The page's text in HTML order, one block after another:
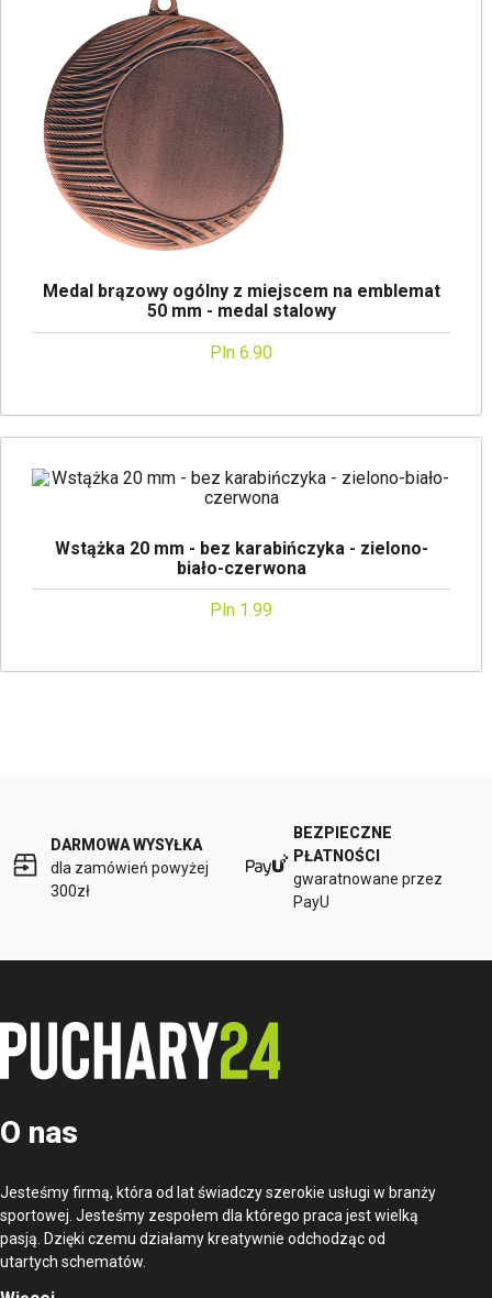
Medal brązowy ogólny z miejscem na emblemat
50 mm - medal stalowy
Pln 6.90
Wstążka 20 mm - bez karabińczyka - zielono-
biało-czerwona
Pln 1.99
DARMOWA WYSYŁKA
dla zamówień powyżej
300zł
BEZPIECZNE
PŁATNOŚCI
gwaratnowane przez
PayU
O nas
Jesteśmy firmą, która od lat świadczy szerokie usługi w branży
sportowej. Jesteśmy zespołem dla którego praca jest wielką
pasją. Dzięki czemu działamy kreatywnie odchodząc od
utartych schematów.